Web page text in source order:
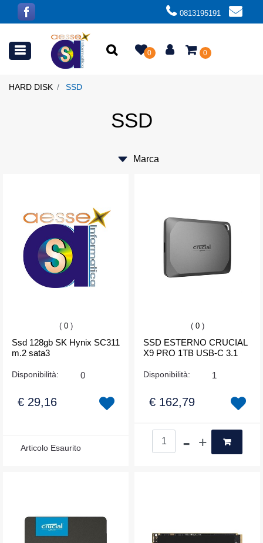
0813195191
Open menu 0 0
HARD DISK SSD
SSD
( 0 )
Ssd 128gb SK Hynix SC311
m.2 sata3
Disponibilità: 0
€ 29,16
Articolo Esaurito
( 0 )
SSD ESTERNO CRUCIAL
X9 PRO 1TB USB-C 3.1
Disponibilità: 1
€ 162,79